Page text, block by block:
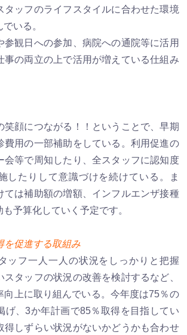
タッフのライフスタイルに合わせた環境
いる。
観日への参加、病院への通院等に活用
事の両立の上で活用が増えている仕組み
笑顔につながる！！ということで、早期
費用の一部補助をしている。利用促進の
会等で周知したり、全スタッフに認知度
したりして意識づけを続けている。ま
ては補助額の増額、インフルエンザ接種
予算化していく予定です。
を促進する取組み
ッフ一人一人の状況をしっかりと把握
スタッフの状況の改善を検討するなど、
向上に取り組んでいる。今年度は75％の
げ、3か年計画で85％取得を目指してい
得しずらい状況がないかどうかも合わせ